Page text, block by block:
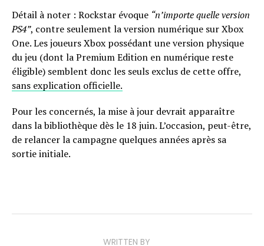
Détail à noter : Rockstar évoque “n’importe quelle version
PS4”, contre seulement la version numérique sur Xbox
One. Les joueurs Xbox possédant une version physique
du jeu (dont la Premium Edition en numérique reste
éligible) semblent donc les seuls exclus de cette offre,
sans explication officielle.
Pour les concernés, la mise à jour devrait apparaître
dans la bibliothèque dès le 18 juin. L’occasion, peut-être,
de relancer la campagne quelques années après sa
sortie initiale.
WRITTEN BY